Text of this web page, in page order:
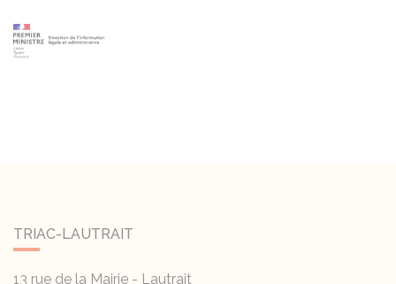
TRIAC-LAUTRAIT
13 rue de la Mairie - Lautrait